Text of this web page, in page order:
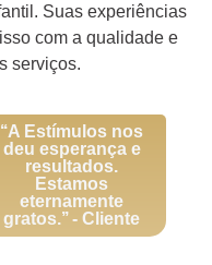
Suas experiências
com a qualidade e
serviços.
‘‘A Estímulos nos
deu esperança e
resultados.
Estamos
eternamente
gratos.’’ - Cliente